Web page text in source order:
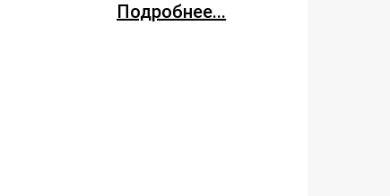
Подробнее...